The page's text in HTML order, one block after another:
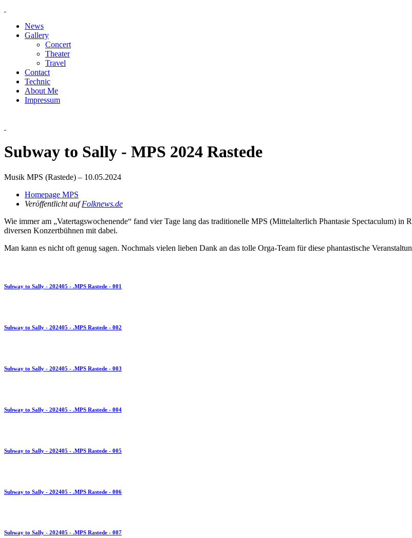
News
Gallery
Concert
Theater
Travel
Contact
Technic
About Me
Impressum
Subway to Sally - MPS 2024 Rastede
Musik MPS (Rastede) – 10.05.2024
Homepage MPS
Veröffentlicht auf Folknews.de
Wie immer am „Vatertagswochenende“ fand vier Tage lang das traditionelle MPS (Mittelalterlich Phantasie Spectaculum)
diversen Konzertbühnen mit dabei.
Man kann es nicht oft genug sagen. Nochmals vielen lieben Dank an das tolle Orga-Team für diese phantastische
Subway to Sally - 202405 - .MPS Rastede - 001
Subway to Sally - 202405 - .MPS Rastede - 002
Subway to Sally - 202405 - .MPS Rastede - 003
Subway to Sally - 202405 - .MPS Rastede - 004
Subway to Sally - 202405 - .MPS Rastede - 005
Subway to Sally - 202405 - .MPS Rastede - 006
Subway to Sally - 202405 - .MPS Rastede - 007